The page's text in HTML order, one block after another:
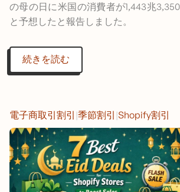
の母の日に米国の消費者が1,443兆
と予想したと報告しました。
続きを読む
電子商取引割引 |季節割引 |Shopify割引